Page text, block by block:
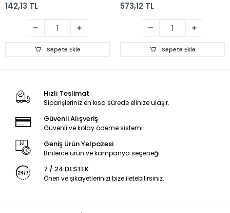
142,13 TL
Sepete Ekle
573,12 TL
Sepete Ekle
Hızlı Teslimat
Siparişleriniz en kısa sürede elinize ulaşır.
Güvenli Alışveriş
Güvenli ve kolay ödeme sistemi
Geniş Ürün Yelpazesi
Binlerce ürün ve kampanya seçeneği
7 / 24 DESTEK
Öneri ve şikayetlerinizi bize iletebilirsiniz.